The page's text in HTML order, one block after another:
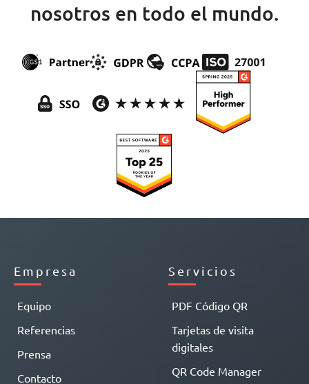
nosotros en todo el mundo.
Empresa
Equipo
Referencias
Prensa
Contacto
Servicios
PDF Código QR
Tarjetas de visita
digitales
QR Code Manager